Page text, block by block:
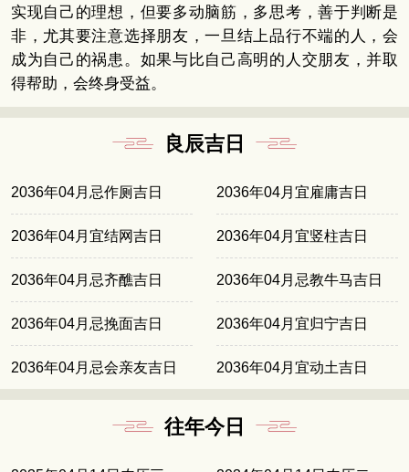
实现自己的理想，但要多动脑筋，多思考，善于判断是
非，尤其要注意选择朋友，一旦结上品行不端的人，会
成为自己的祸患。如果与比自己高明的人交朋友，并取
得帮助，会终身受益。
良辰吉日
2036年04月忌作厕吉日 2036年04月宜雇庸吉日
2036年04月宜结网吉日 2036年04月宜竖柱吉日
2036年04月忌齐醮吉日 2036年04月忌教牛马吉日
2036年04月忌挽面吉日 2036年04月宜归宁吉日
2036年04月忌会亲友吉日 2036年04月宜动土吉日
往年今日